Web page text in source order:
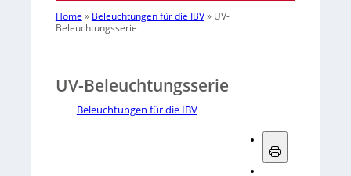
Home » Beleuchtungen für die IBV» UV-
Beleuchtungsserie
UV-Beleuchtungsserie
Beleuchtungen für die IBV